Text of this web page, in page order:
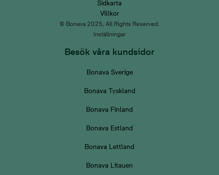
Sidkarta
Villkor
© Bonava 2025, All Rights Reserved.
Inställningar
Besök våra kundsidor
Bonava Sverige
Bonava Tyskland
Bonava Finland
Bonava Estland
Bonava Lettland
Bonava Litauen